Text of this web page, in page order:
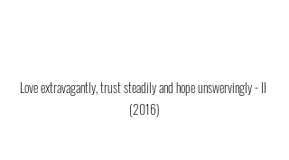
Love extravagantly, trust steadily and hope unswervingly - II
(2016)